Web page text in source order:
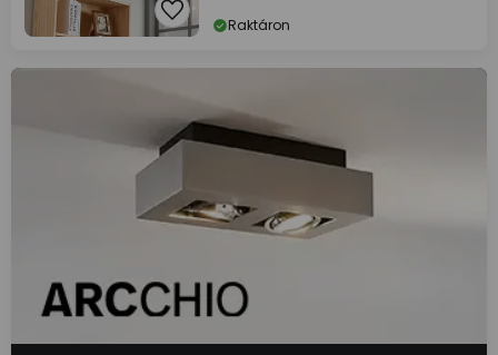
Raktáron